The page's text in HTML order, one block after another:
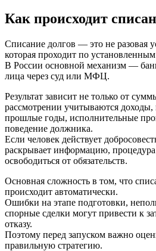
Как происходит
Списание долгов — это не разовая
которая проходит по
В России основной механизм —
лица через суд или МФЦ.
Результат зависит не только от
рассмотрении учитываются доходы,
прошлые годы, исполнительные
поведение должника.
Если человек действует
раскрывает информацию, процедура
освободиться от обязательств.
Основная сложность в том, что
происходит автоматически.
Ошибки на этапе подготовки,
спорные сделки могут привести к
отказу.
Поэтому перед запуском важно
правильную стратегию.